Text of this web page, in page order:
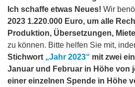
Ich schaffe etwas Neues! Wir
2023 1.220.000 Euro, um alle
Produktion, Übersetzungen,
zu können. Bitte helfen Sie mit,
Stichwort „Jahr 2023“ mit zwei
Januar und Februar in Höhe von
einer einzelnen Spende in Höhe